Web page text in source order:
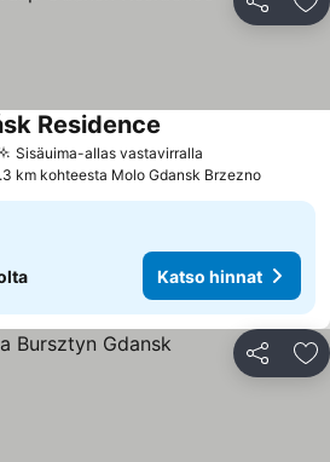
Jaa
Sisäuima-allas vastavirralla
Residence
km kohteesta Molo Gdansk Brzezno
Katso hinnat
Jaa